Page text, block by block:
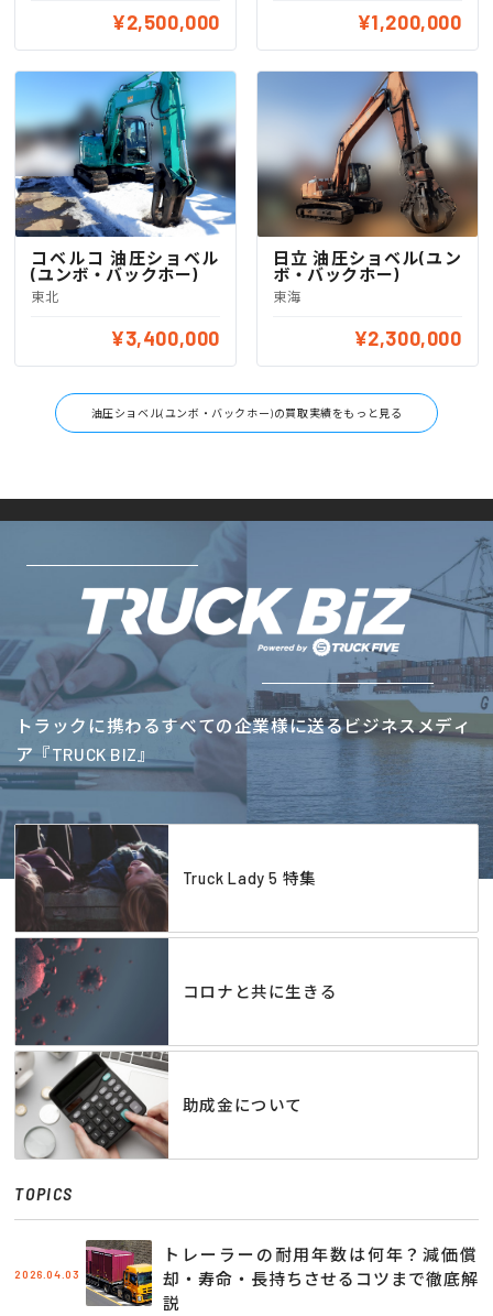
¥2,500,000 ¥1,200,000
コベルコ 油圧ショベル
(ユンボ・バックホー)
東北
¥3,400,000
日立 油圧ショベル(ユン
ボ・バックホー)
東海
¥2,300,000
油圧ショベル(ユンボ・バックホー)の買取実績をもっと見る
トラックに携わるすべての企業様に送るビジネスメディ
ア『TRUCK BIZ』
Truck Lady 5 特集
コロナと共に生きる
助成金について
TOPICS
2026.04.03
トレーラーの耐用年数は何年？減価償
却・寿命・長持ちさせるコツまで徹底解
説